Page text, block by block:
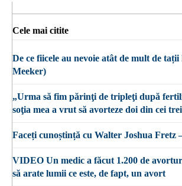
Cele mai citite
De ce fiicele au nevoie atât de mult de
Meeker)
„Urma să fim părinţi de tripleţi după
soţia mea a vrut să avorteze doi din cei
Faceți cunoștință cu Walter Joshua Fretz
VIDEO Un medic a făcut 1.200 de
să arate lumii ce este, de fapt, un avort